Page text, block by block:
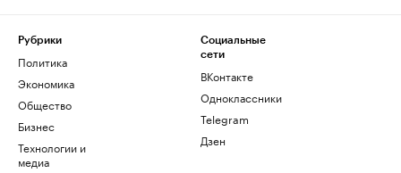
Рубрики
Политика
Экономика
Общество
Бизнес
Технологии и
медиа
Социальные
сети
ВКонтакте
Одноклассники
Telegram
Дзен